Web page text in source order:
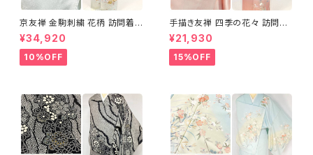
京友禅 金駒刺繍 花柄 訪問着
正絹 水色 黄緑 パステルカラー
アイスグリーン 1433
¥34,920
10%OFF
手描き友禅 四季の花々 訪問着
袷 正絹 サーモンピンク クリー
ム 白 桃花色 1434
¥21,930
15%OFF